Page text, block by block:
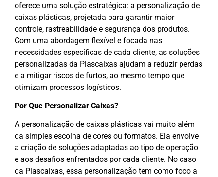
oferece uma solução estratégica: a personalização de
caixas plásticas, projetada para garantir maior
controle, rastreabilidade e segurança dos produtos.
Com uma abordagem flexível e focada nas
necessidades específicas de cada cliente, as soluções
personalizadas da Plascaixas ajudam a reduzir perdas
e a mitigar riscos de furtos, ao mesmo tempo que
otimizam processos logísticos.
Por Que Personalizar Caixas?
A personalização de caixas plásticas vai muito além
da simples escolha de cores ou formatos. Ela envolve
a criação de soluções adaptadas ao tipo de operação
e aos desafios enfrentados por cada cliente. No caso
da Plascaixas, essa personalização tem como foco a